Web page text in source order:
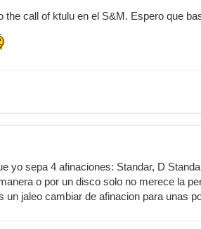
call of ktulu en el S&M. Espero que
yo sepa 4 afinaciones: Standar, D
o por un disco solo no merece la
jaleo cambiar de afinacion para unas